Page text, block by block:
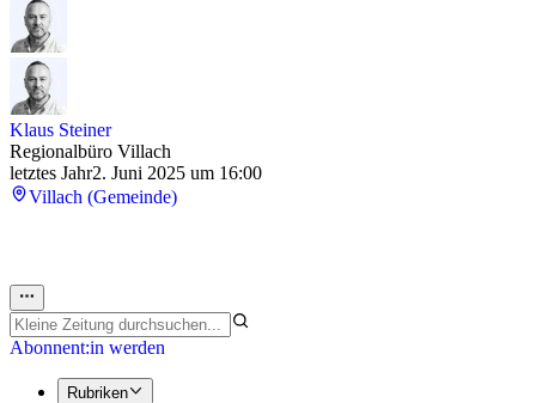
Klaus Steiner
Regionalbüro Villach
letztes Jahr2. Juni 2025 um 16:00
Villach (Gemeinde)
Abonnent:in werden
Rubriken